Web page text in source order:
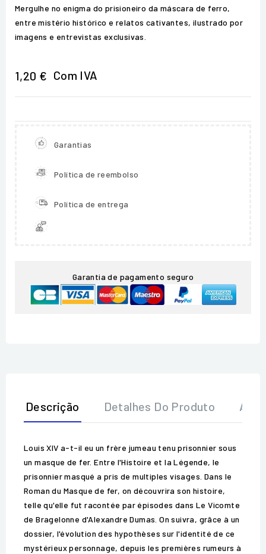
Mergulhe no enigma do prisioneiro da máscara de ferro,
entre mistério histórico e relatos cativantes, ilustrado por
imagens e entrevistas exclusivas.
1,20 € Com IVA
Garantias
Política de reembolso
Política de entrega
Garantia de pagamento seguro
Descrição Detalhes Do Produto
Louis XIV a-t-il eu un frère jumeau tenu prisonnier sous
un masque de fer. Entre l'Histoire et la Légende, le
prisonnier masqué a pris de multiples visages. Dans le
Roman du Masque de fer, on découvrira son histoire,
telle qu'elle fut racontée par épisodes dans Le Vicomte
de Bragelonne d'Alexandre Dumas. On suivra, grâce à un
dossier, l'évolution des hypothèses sur l'identité de ce
mystérieux personnage, depuis les premières rumeurs à